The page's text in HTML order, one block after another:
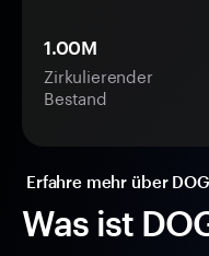
Was ist
1.00M
Zirkulierender
Bestand
Erfahre mehr über